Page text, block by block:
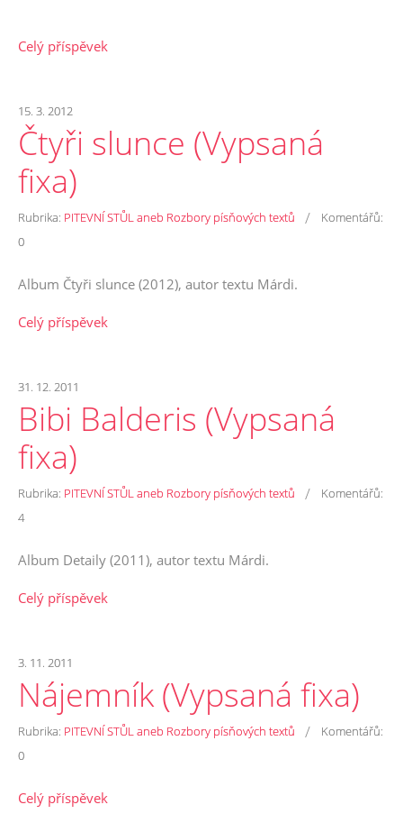
Celý příspěvek
15. 3. 2012
Čtyři slunce (Vypsaná
fixa)
Rubrika: PITEVNÍ STŮL aneb Rozbory písňových textů /
Komentářů:
0
Album Čtyři slunce (2012), autor textu Márdi.
Celý příspěvek
31. 12. 2011
Bibi Balderis (Vypsaná
fixa)
Rubrika: PITEVNÍ STŮL aneb Rozbory písňových textů /
Komentářů:
4
Album Detaily (2011), autor textu Márdi.
Celý příspěvek
3. 11. 2011
Nájemník (Vypsaná fixa)
Rubrika: PITEVNÍ STŮL aneb Rozbory písňových textů /
Komentářů:
0
Celý příspěvek